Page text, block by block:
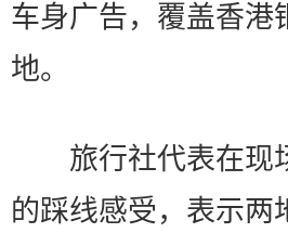
车身广告，覆盖香港
地。
旅行社代表在现
的踩线感受，表示两